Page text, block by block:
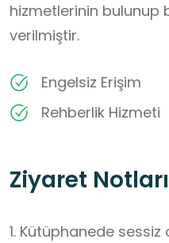
hizmetlerinin bulunup
verilmiştir.
Engelsiz Erişim
Rehberlik Hizmeti
Ziyaret Notları
1. Kütüphanede sessiz